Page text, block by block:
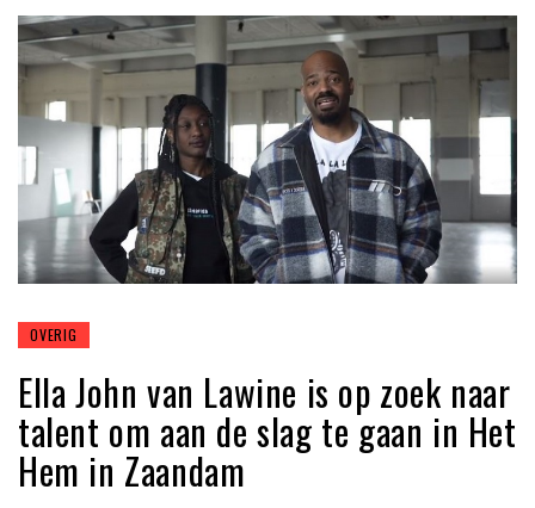
OVERIG
Ella John van Lawine is op zoek naar
talent om aan de slag te gaan in Het
Hem in Zaandam